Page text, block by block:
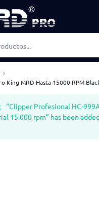
King MRD Hasta 15000 RPM
“Clipper Profesional HC-
15.000 rpm” has been